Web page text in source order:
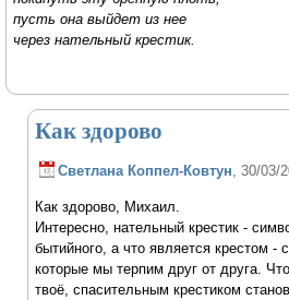
пусть она выйдет из нее
через нательный крестик.
Как здорово
Светлана Коппел-Ковтун, 30/03/
Как здорово, Михаил.
Интересно, нательный крестик -
бытийного, а что является крестом -
которые мы терпим друг от друга.
твоё, спасительным крестиком